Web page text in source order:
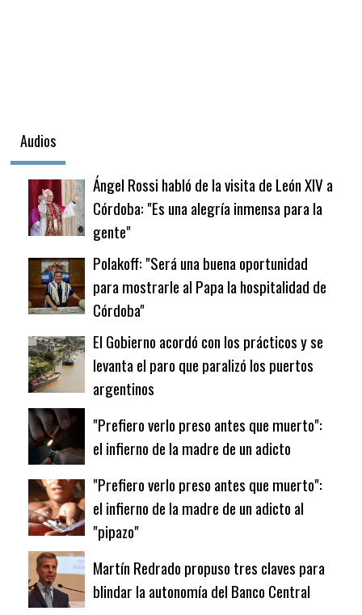
Audios
Ángel Rossi habló de la visita de León XIV a
Córdoba: "Es una alegría inmensa para la
gente"
Polakoff: "Será una buena oportunidad
para mostrarle al Papa la hospitalidad de
Córdoba"
El Gobierno acordó con los prácticos y se
levanta el paro que paralizó los puertos
argentinos
"Prefiero verlo preso antes que muerto":
el infierno de la madre de un adicto
"Prefiero verlo preso antes que muerto":
el infierno de la madre de un adicto al
"pipazo"
Martín Redrado propuso tres claves para
blindar la autonomía del Banco Central